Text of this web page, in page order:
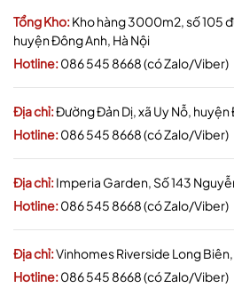
Tổng Kho:Kho hàng 3000m2, số 105
huyện Đông Anh, Hà Nội
Hotline:086 545 8668 (có Zalo/Viber)
Địa chỉ:Đường Đản Dị, xã Uy Nỗ, huyện
Hotline:086 545 8668 (có Zalo/Viber)
Địa chỉ:Imperia Garden, Số 143
Hotline:086 545 8668 (có Zalo/Viber)
Địa chỉ:Vinhomes Riverside Long
Hotline:086 545 8668 (có Zalo/Viber)